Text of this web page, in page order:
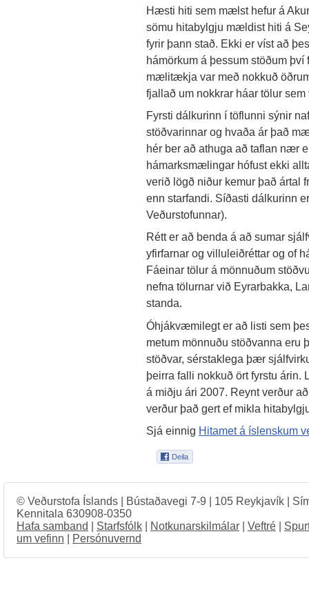
Hæsti hiti sem mælst hefur á
sömu hitabylgju mældist hiti á
fyrir þann stað. Ekki er víst að
hámörkum á þessum stöðum
mælitækja var með nokkuð
fjallað um nokkrar háar tölur
Fyrsti dálkurinn í töflunni sýnir
stöðvarinnar og hvaða ár það
hér ber að athuga að taflan nær
hámarksmælingar hófust ekki
verið lögð niður kemur það ártal
enn starfandi. Síðasti dálkurinn
Veðurstofunnar).
Rétt er að benda á að sumar
yfirfarnar og villuleiðréttar og of
Fáeinar tölur á mönnuðum
nefna tölurnar við Eyrarbakka,
standa.
Óhjákvæmilegt er að listi sem
metum mönnuðu stöðvanna eru
stöðvar, sérstaklega þær
þeirra falli nokkuð ört fyrstu árin.
á miðju ári 2007. Reynt verður
verður það gert ef mikla
Sjá einnig Hitamet á íslenskum
© Veðurstofa Íslands | Bústaðavegi 7-9 | 105 Reykjavík |
Kennitala 630908-0350
Hafa samband
Starfsfólk Notkunarskilmálar Veftré
um vefinn
Persónuvernd